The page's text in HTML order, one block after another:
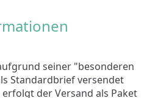
seiner "besonderen
Standardbrief versendet
der Versand als Paket